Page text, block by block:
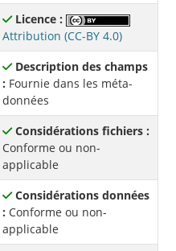
Licence :
Attribution (CC-BY 4.0)
Description des champs
: Fournie dans les méta-
données
Considérations fichiers :
Conforme ou non-
applicable
Considérations données
: Conforme ou non-
applicable